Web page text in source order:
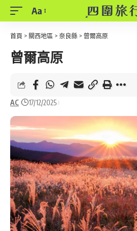
Font
Resizer
Aa
首頁 > 關西地區 > 奈良縣 > 曾爾高原
曾爾高原
AC 17/12/2025